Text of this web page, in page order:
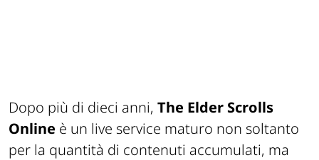
Dopo più di dieci anni, The Elder Scrolls
Online è un live service maturo non soltanto
per la quantità di contenuti accumulati, ma